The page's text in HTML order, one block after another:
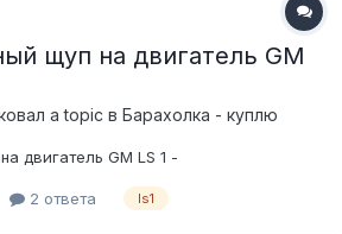
щуп на двигатель GM
a topic в Барахолка - куплю
двигатель GM LS 1 -
2 ответа ls1